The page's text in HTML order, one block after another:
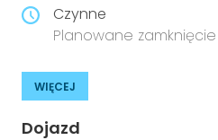
Czynne
Planowane zamknięcie
WIĘCEJ
Dojazd